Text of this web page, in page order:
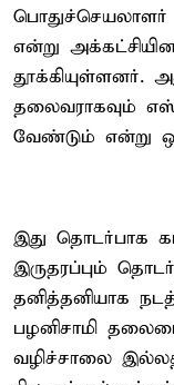
பொதுச்செயலாளர்
என்று
தூக்கியுள்ளனர்.
தலைவராகவும்
வேண்டும் என்று
இது தொடர்பாக
இருதரப்பும்
தனித்தனியாக
பழனிசாமி
வழிச்சாலை